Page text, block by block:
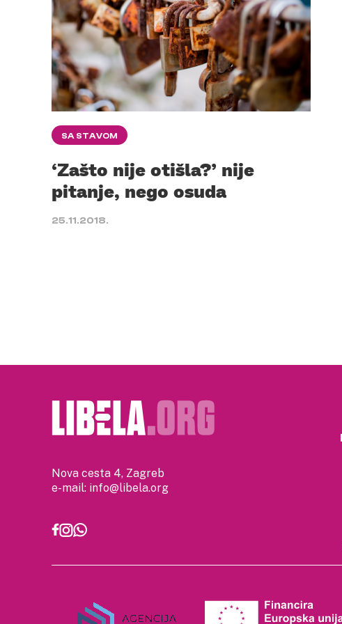
SA STAVOM
‘Zašto nije otišla?’ nije
pitanje, nego osuda
25.11.2018.
Nova cesta 4, Zagreb
e-mail: info@libela.org